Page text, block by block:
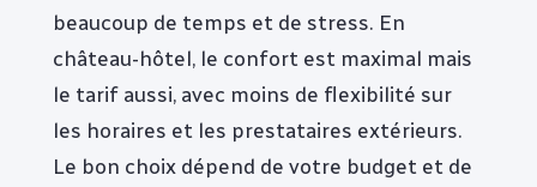
beaucoup de temps et de stress. En
château-hôtel, le confort est maximal mais
le tarif aussi, avec moins de flexibilité sur
les horaires et les prestataires extérieurs.
Le bon choix dépend de votre budget et de